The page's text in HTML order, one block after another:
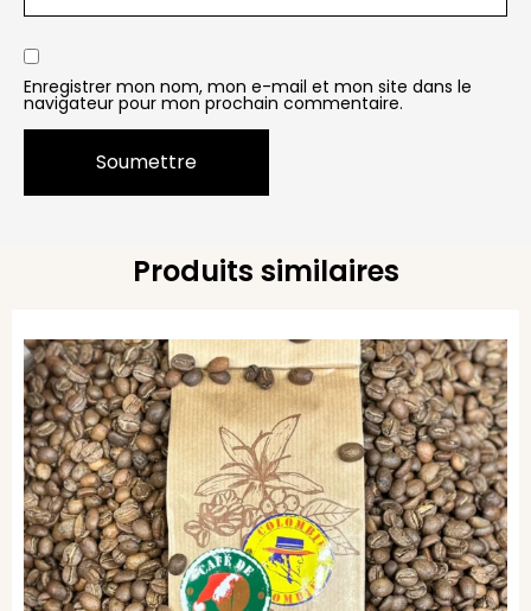
Enregistrer mon nom, mon e-mail et mon site dans le
navigateur pour mon prochain commentaire.
Produits similaires